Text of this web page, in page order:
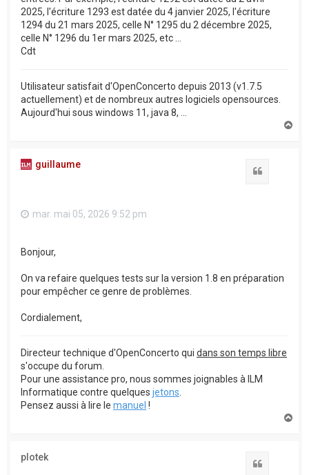
2025, l'écriture 1293 est datée du 4 janvier 2025, l'écriture
1294 du 21 mars 2025, celle N° 1295 du 2 décembre 2025,
celle N° 1296 du 1er mars 2025, etc ...
Cdt
Utilisateur satisfait d'OpenConcerto depuis 2013 (v1.7.5
actuellement) et de nombreux autres logiciels opensources.
Aujourd'hui sous windows 11, java 8, ...
guillaume
mar. mai 05, 2026 9:52 pm
Bonjour,
On va refaire quelques tests sur la version 1.8 en préparation
pour empêcher ce genre de problèmes.
Cordialement,
Directeur technique d'OpenConcerto qui dans son temps libre
s'occupe du forum.
Pour une assistance pro, nous sommes joignables à ILM
Informatique contre quelques jetons.
Pensez aussi à lire le manuel !
plotek